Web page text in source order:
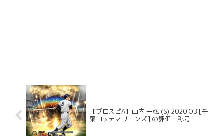
【プロスピA】山内 一弘 (S) 2020 OB [千
葉ロッテマリーンズ] の評価・称号